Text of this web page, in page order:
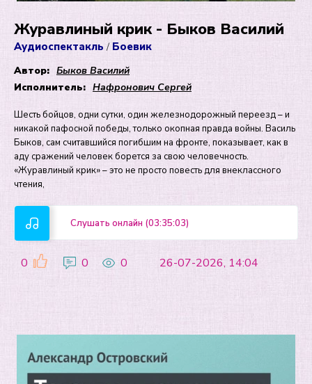
Журавлиный крик - Быков Василий
Аудиоспектакль / Боевик
Автор: Быков Василий
Исполнитель: Нафронович Сергей
Шесть бойцов, одни сутки, один железнодорожный переезд – и
никакой пафосной победы, только окопная правда войны. Василь
Быков, сам считавшийся погибшим на фронте, показывает, как в
аду сражений человек борется за свою человечность.
«Журавлиный крик» – это не просто повесть для внеклассного
чтения,
Слушать онлайн (03:35:03)
0 0 0 26-07-2026, 14:04